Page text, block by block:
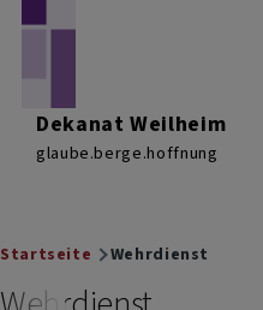
Dekanat Weilheim
glaube.berge.hoffnung
Breadcrumb
Startseite Wehrdienst